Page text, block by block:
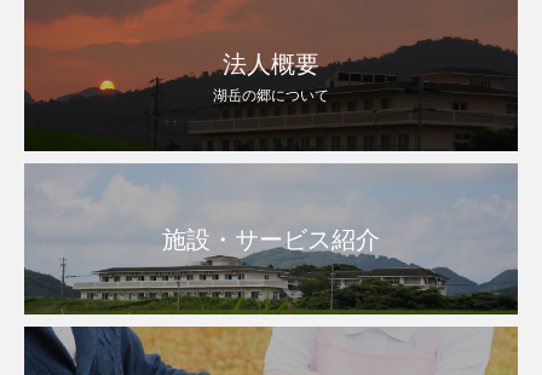
法人概要
湖岳の郷について
施設・サービス紹介